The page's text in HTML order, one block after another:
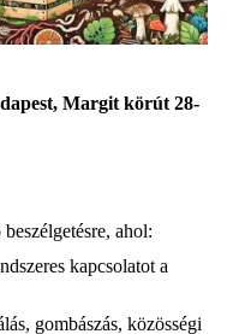
Margit körút 28-
ahol:
kapcsolatot a
gombászás, közösségi